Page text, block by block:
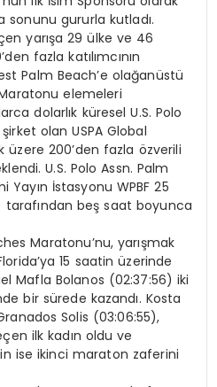
gururla kutladı.
yarışa 29 ülke ve 46
fazla katılımcının
Palm Beach’e olağanüstü
elemeleri
dolarlık küresel U.S. Polo
olan USPA Global
üzere 200’den fazla özverili
U.S. Polo Assn. Palm
Yayın İstasyonu WPBF 25
tarafından beş saat boyunca
Maratonu’nu, yarışmak
15 saatin üzerinde
Mafla Bolanos (02:37:56) iki
bir sürede kazandı. Kosta
Solis (03:06:55),
ilk kadın oldu ve
ise ikinci maraton zaferini